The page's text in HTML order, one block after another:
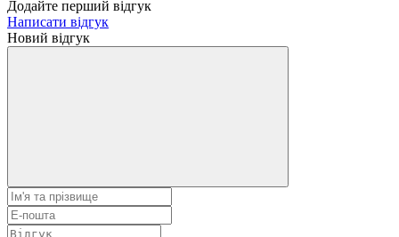
Додайте перший відгук
Написати відгук
Новий відгук